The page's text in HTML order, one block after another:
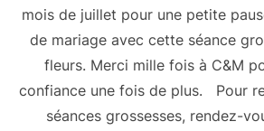
mois de juillet pour une petite
de mariage avec cette séance
fleurs. Merci mille fois à C&M
confiance une fois de plus. Pour
séances grossesses, rendez-